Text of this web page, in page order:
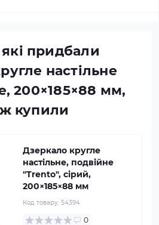
придбали
настільне
200×185×88 мм,
купили
Дзеркало кругле
настільне, подвійне
"Trento", сірий,
200×185×88 мм
Код товару: 54394
0